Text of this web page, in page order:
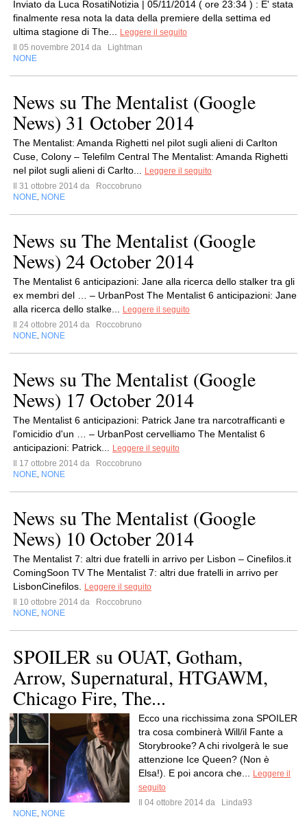
Inviato da Luca RosatiNotizia | 05/11/2014 ( ore 23:34 ) : E' stata
finalmente resa nota la data della premiere della settima ed
ultima stagione di The...
Leggere il seguito
Il 05 novembre 2014 da
Lightman
NONE
News su The Mentalist (Google
News) 31 October 2014
The Mentalist: Amanda Righetti nel pilot sugli alieni di Carlton
Cuse, Colony – Telefilm Central The Mentalist: Amanda Righetti
nel pilot sugli alieni di Carlto...
Leggere il seguito
Il 31 ottobre 2014 da
Roccobruno
NONE NONE
News su The Mentalist (Google
News) 24 October 2014
The Mentalist 6 anticipazioni: Jane alla ricerca dello stalker tra gli
ex membri del … – UrbanPost The Mentalist 6 anticipazioni: Jane
alla ricerca dello stalke...
Leggere il seguito
Il 24 ottobre 2014 da
Roccobruno
NONE NONE
News su The Mentalist (Google
News) 17 October 2014
The Mentalist 6 anticipazioni: Patrick Jane tra narcotrafficanti e
l'omicidio d'un … – UrbanPost cervelliamo The Mentalist 6
anticipazioni: Patrick...
Leggere il seguito
Il 17 ottobre 2014 da
Roccobruno
NONE NONE
News su The Mentalist (Google
News) 10 October 2014
The Mentalist 7: altri due fratelli in arrivo per Lisbon – Cinefilos.it
ComingSoon TV The Mentalist 7: altri due fratelli in arrivo per
LisbonCinefilos.
Leggere il seguito
Il 10 ottobre 2014 da
Roccobruno
NONE NONE
SPOILER su OUAT, Gotham,
Arrow, Supernatural, HTGAWM,
Chicago Fire, The...
Ecco una ricchissima zona SPOILER
tra cosa combinerà Will/il Fante a
Storybrooke? A chi rivolgerà le sue
attenzione Ice Queen? (Non è
Elsa!). E poi ancora che...
Leggere il
seguito
Il 04 ottobre 2014 da
Linda93
NONE NONE